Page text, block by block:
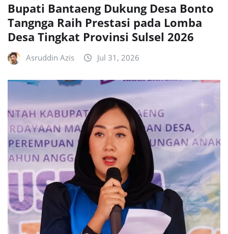
Bupati Bantaeng Dukung Desa Bonto
Tangnga Raih Prestasi pada Lomba
Desa Tingkat Provinsi Sulsel 2026
Asruddin Azis Jul 31, 2026